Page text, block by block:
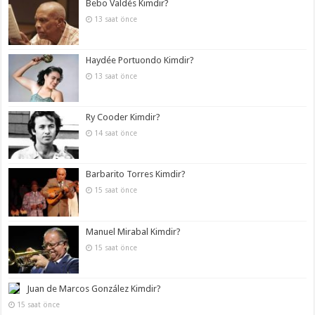
Bebo Valdés Kimdir?
13 saat önce
Haydée Portuondo Kimdir?
13 saat önce
Ry Cooder Kimdir?
14 saat önce
Barbarito Torres Kimdir?
15 saat önce
Manuel Mirabal Kimdir?
15 saat önce
Juan de Marcos González Kimdir?
15 saat önce